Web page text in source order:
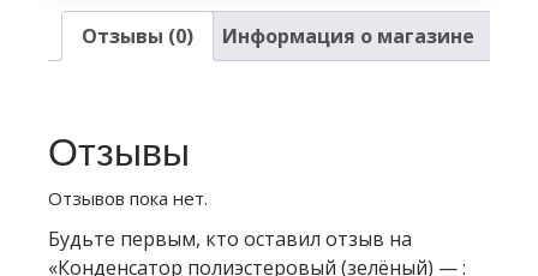
Отзывы (0) Информация о магазине
Отзывы
Отзывов пока нет.
Будьте первым, кто оставил отзыв на
«Конденсатор полиэстеровый (зелёный) — :